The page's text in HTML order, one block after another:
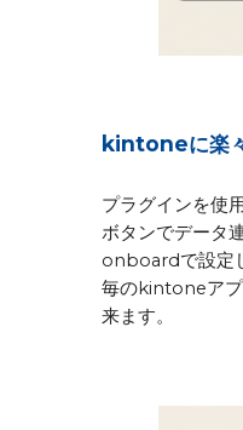
kintoneに楽
プラグインを使
ボタンでデータ
onboardで設定
毎のkintoneアプ
来ます。